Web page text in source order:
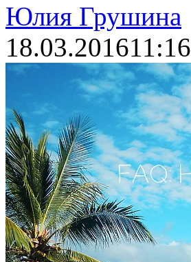
Юлия Грушина
18.03.201611:16